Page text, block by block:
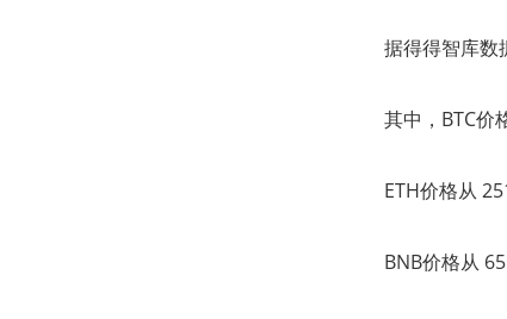
据得得智库数
其中，BTC价
ETH价格从
BNB价格从